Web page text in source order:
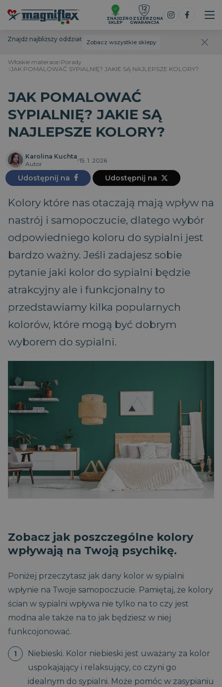
Znajdź najbliższy oddział: Zobacz wszystkie sklepy
ZNAJDŹ
SKLEP
ROZSZERZONA
GWARANCJA
Włoskie materace Porady
JAK POMALOWAĆ SYPIALNIĘ? JAKIE SĄ NAJLEPSZE KOLORY?
JAK POMALOWAĆ
SYPIALNIĘ? JAKIE SĄ
NAJLEPSZE KOLORY?
Karolina Kuchta
Autor
15. 1. 2026
Udostępnij na Udostępnij na
Kolory które nas otaczają mają wpływ na
nastrój i samopoczucie, dlatego wybór
odpowiedniego koloru do sypialni jest
bardzo ważny. Jeśli zadajesz sobie
pytanie jaki kolor do sypialni będzie
atrakcyjny ale i funkcjonalny to
przedstawiamy kilka popularnych
kolorów, które mogą być dobrym
wyborem do sypialni.
Zobacz jak poszczególne kolory
wpływają na Twoją psychikę.
Poniżej przeczytasz jak dany kolor w sypialni
wpłynie na Twoje samopoczucie. Pamiętaj, że kolory
ścian w sypialni wpływa nie tylko na to czy jest
modna ale także na to jak będziesz w niej
funkcojonować.
Niebieski. Kolor niebieski jest uważany za kolor
uspokajający i relaksujący, co czyni go
idealnym do sypialni. Może pomóc w zasypianiu